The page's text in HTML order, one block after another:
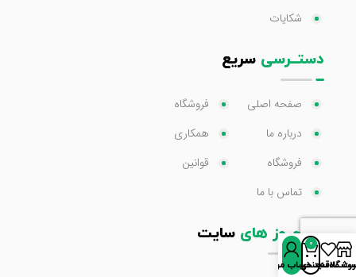
شکایات
دستــرسی سریع
صفحه اصلی
درباره ما
فروشگاه
تماس با ما
فروشگاه
همکاری
قوانین
مجــوز های سایت
علاقه‌مندی‌ها
0
سبد خرید
حساب من